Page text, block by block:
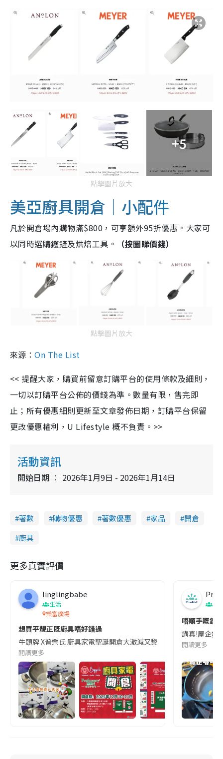
+5
點擊圖片放大
美亞廚具開倉｜小配件
凡於開倉場內購物滿$800，可享額外95折優惠。大家可
以同時選購鑊鏟及烘焙工具。
（按圖睇價錢）
點擊圖片放大
來源：On The List
<< 提醒大家，購買前留意訂購平台的使用條款及細則，
一切以訂購平台公佈的價錢為準。數量有限，售完即
止；所有優惠細則更新至文章發佈日期，訂購平台保留
更改優惠權利，U Lifestyle 概不負責。>>
活動資訊
開始日期 2026年1月9日 - 2026年1月14日
著數 購物優惠 著數優惠 家品
開倉
廚具
更多真實評價
linglingbabe
生活
樂富廣場
想買平靚正既廚具唔好錯過
牛頭牌 X普樂氏 廚具家電聖誕開倉大激減又黎啦 今次係樂富廣
閱讀更多
唔順手嘅鑊
講真!屋企隻
閱讀更多